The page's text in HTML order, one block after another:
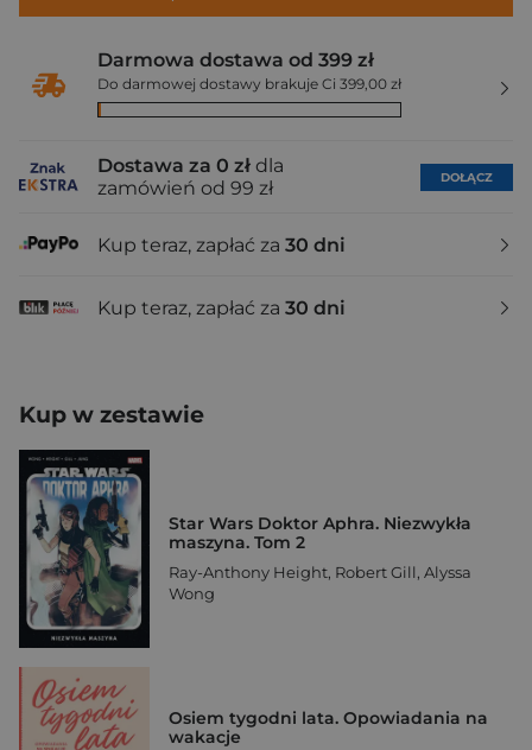
Darmowa dostawa od 399 zł
Do darmowej dostawy brakuje Ci 399,00 zł
Dostawa za 0 zł dla
zamówień od 99 zł
DOŁĄCZ
Kup teraz, zapłać za 30 dni
Kup teraz, zapłać za 30 dni
Kup w zestawie
Star Wars Doktor Aphra. Niezwykła
maszyna. Tom 2
Ray-Anthony Height, Robert Gill, Alyssa
Wong
Osiem tygodni lata. Opowiadania na
wakacje